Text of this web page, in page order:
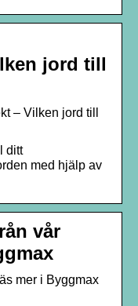
jord till
– Vilken jord till
ditt
med hjälp av
vår
mer i Byggmax